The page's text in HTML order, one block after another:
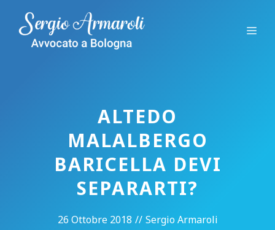
contenuto
ALTEDO
MALALBERGO
BARICELLA DEVI
SEPARARTI?
26 Ottobre 2018 // Sergio Armaroli